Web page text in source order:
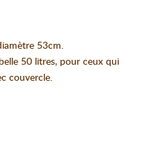
53cm.
50 litres, pour ceux qui
couvercle.